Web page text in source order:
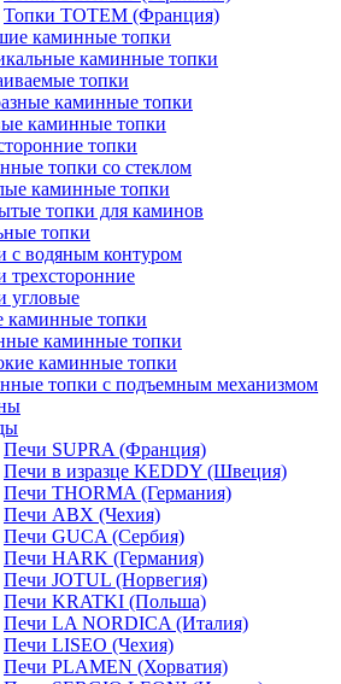
Топки TOTEM (Франция)
каминные топки
каминные топки
топки
каминные топки
каминные топки
топки
топки со стеклом
каминные топки
топки для каминов
топки
с водяным контуром
трехсторонние
угловые
каминные топки
каминные топки
каминные топки
топки с подъемным механизмом
Печи SUPRA (Франция)
Печи в изразце KEDDY (Швеция)
Печи THORMA (Германия)
Печи ABX (Чехия)
Печи GUCA (Сербия)
Печи HARK (Германия)
Печи JOTUL (Норвегия)
Печи KRATKI (Польша)
Печи LA NORDICA (Италия)
Печи LISEO (Чехия)
Печи PLAMEN (Хорватия)